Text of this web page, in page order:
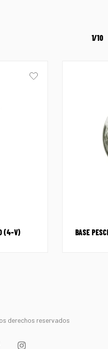
1/10
(4-V) BASE
derechos reservados
instagram